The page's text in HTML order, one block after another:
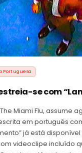
Portuguesa
se com
Miami Flu, assume
em português
já está
videoclipe incluído